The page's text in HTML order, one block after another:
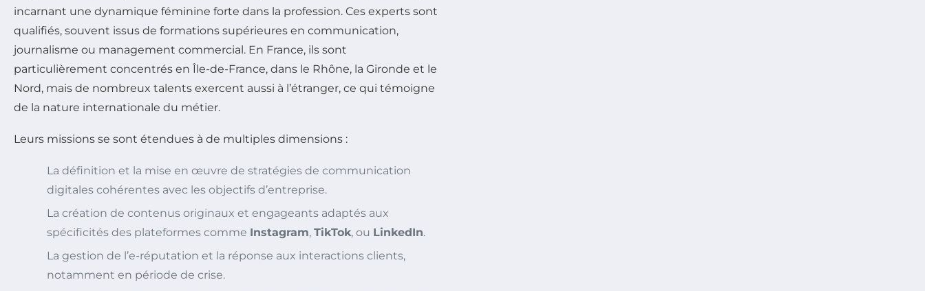
incarnant une dynamique féminine forte dans la profession. Ces experts sont
qualifiés, souvent issus de formations supérieures en communication,
journalisme ou management commercial. En France, ils sont
particulièrement concentrés en Île-de-France, dans le Rhône, la Gironde et le
Nord, mais de nombreux talents exercent aussi à l’étranger, ce qui témoigne
de la nature internationale du métier.
Leurs missions se sont étendues à de multiples dimensions :
La définition et la mise en œuvre de stratégies de communication
digitales cohérentes avec les objectifs d’entreprise.
La création de contenus originaux et engageants adaptés aux
spécificités des plateformes comme Instagram, TikTok, ou LinkedIn.
La gestion de l’e-réputation et la réponse aux interactions clients,
notamment en période de crise.